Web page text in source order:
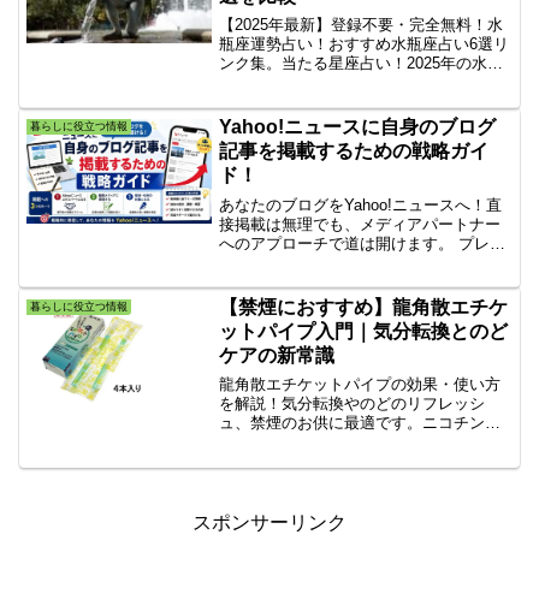
【2025年最新】登録不要・完全無料！水
瓶座運勢占い！おすすめ水瓶座占い6選リ
ンク集。当たる星座占い！2025年の水瓶
瓶座の性格は楽観的なので悪い事は無視
して良い事だけ信じよう！
暮らしに役立つ情報
Yahoo!ニュースに自身のブログ
記事を掲載するための戦略ガイ
ド！
あなたのブログをYahoo!ニュースへ！直
接掲載は無理でも、メディアパートナー
へのアプローチで道は開けます。 プレス
を実現するための戦略と具体的な手順を
完全ガイド。
暮らしに役立つ情報
【禁煙におすすめ】龍角散エチケ
ットパイプ入門｜気分転換とのど
ケアの新常識
龍角散エチケットパイプの効果・使い方
を解説！気分転換やのどのリフレッシ
ュ、禁煙のお供に最適です。ニコチンゼ
スポンサーリンク